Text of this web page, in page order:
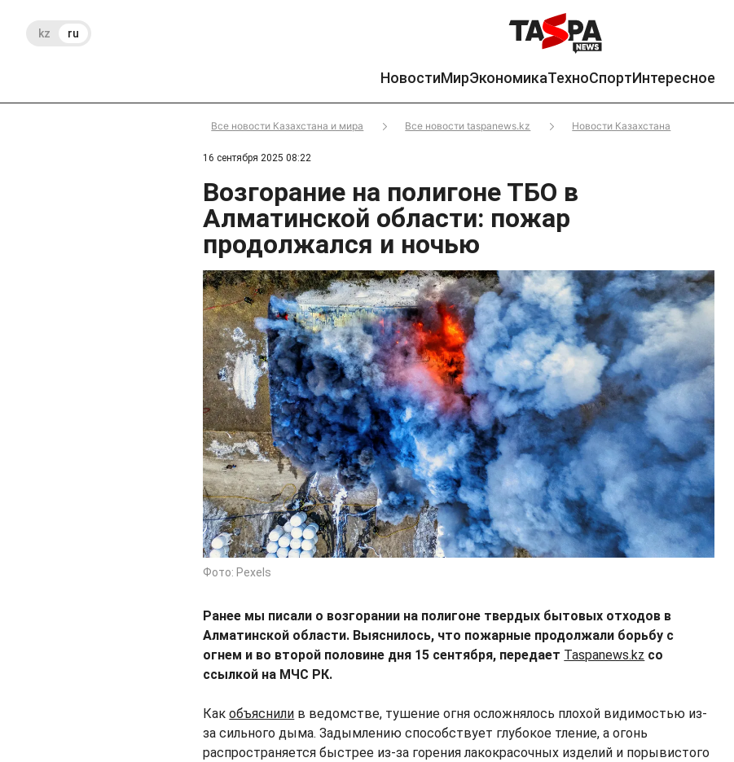
kz ru
НовостиМирЭкономикаТехноСпортИнтересное
Все новости Казахстана и мира Все новости taspanews.kz Новости Казахстана
16 сентября 2025 08:22
Возгорание на полигоне ТБО в
Алматинской области: пожар
продолжался и ночью
Фото: Pexels
Ранее мы писали о возгорании на полигоне твердых бытовых отходов в
Алматинской области. Выяснилось, что пожарные продолжали борьбу с
огнем и во второй половине дня 15 сентября, передает Taspanews.kz со
ссылкой на МЧС РК.
Какобъяснили в ведомстве, тушение огня осложнялось плохой видимостью из-
за сильного дыма. Задымлению способствует глубокое тление, а огонь
распространяется быстрее из-за горения лакокрасочных изделий и порывистого